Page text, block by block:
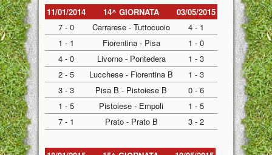
11/01/2014 14^ GIORNATA
03/05/2015
7 - 0
Carrarese - Tuttocuoio
4 - 1
1 - 1
Fiorentina - Pisa
1 - 0
4 - 0
Livorno - Pontedera
1 - 3
2 - 5
Lucchese - Fiorentina B
1 - 3
3 - 3
Pisa B - Pistoiese B
0 - 6
1 - 5
Pistoiese - Empoli
1 - 5
7 - 1
Prato - Prato B 3 - 2